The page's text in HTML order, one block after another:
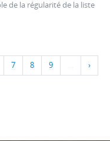
de la régularité de la liste
7 8 9 … ›